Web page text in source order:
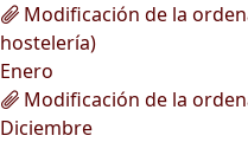
Modificación de la
hostelería)
Enero
Modificación de la
Diciembre